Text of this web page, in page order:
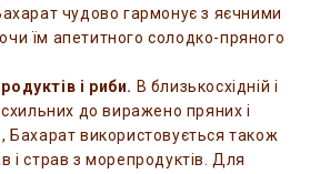
чудово гармонує з яєчними
їм апетитного солодко-пряного
і риби. В близькосхідній і
схильних до виражено пряних і
Бахарат використовується також
і страв з морепродуктів. Для